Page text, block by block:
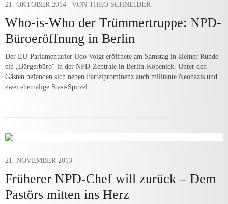
21. OKTOBER 2014 | VON THEO SCHNEIDER
Who-is-Who der Trümmertruppe: NPD-
Büroeröffnung in Berlin
Der EU-Parlamentarier Udo Voigt eröffnete am Samstag in kleiner Runde
ein „Bürgerbüro“ in der NPD-Zentrale in Berlin-Köpenick. Unter den
Gästen befanden sich neben Parteiprominenz auch militante Neonazis und
zwei ehemalige Stasi-Spitzel.
21. NOVEMBER 2013
Früherer NPD-Chef will zurück – Dem
Pastörs mitten ins Herz